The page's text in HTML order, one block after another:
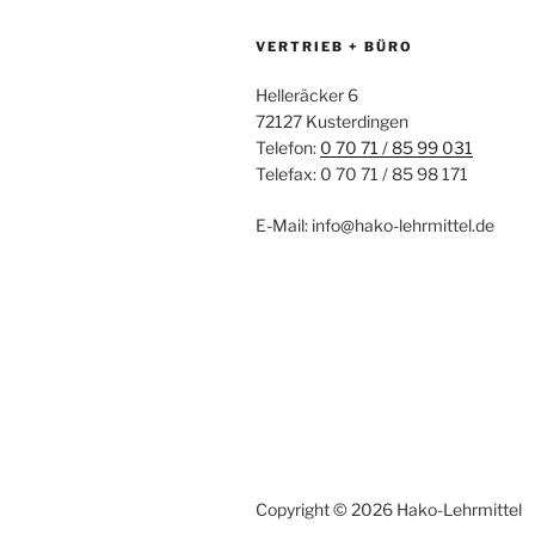
VERTRIEB + BÜRO
Helleräcker 6
72127 Kusterdingen
Telefon: 0 70 71 / 85 99 031
Telefax: 0 70 71 / 85 98 171
E-Mail: info@hako-lehrmittel.de
Copyright © 2026 Hako-Lehrmittel